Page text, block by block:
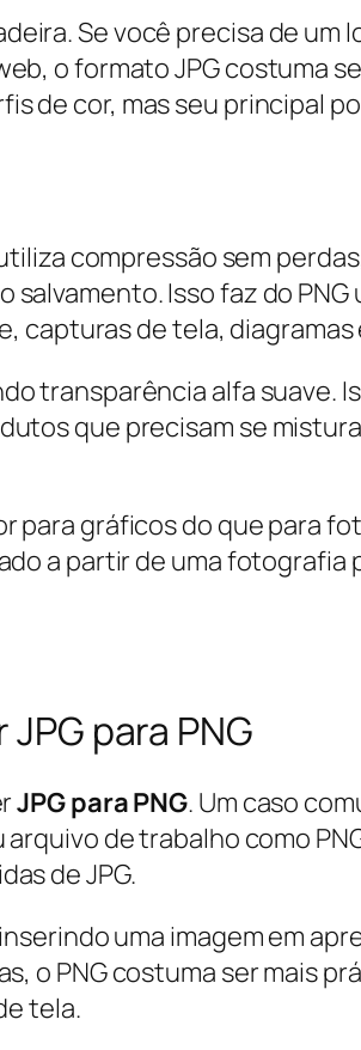
Se você precisa de
o formato JPG costuma
de cor, mas seu principal
compressão sem
Isso faz do
de tela,
transparência alfa suave.
que precisam se
para gráficos do que para
a partir de uma fotografia
para PNG
JPG para PNG. Um caso
de trabalho como
de JPG.
uma imagem em
o PNG costuma ser mais
tela.